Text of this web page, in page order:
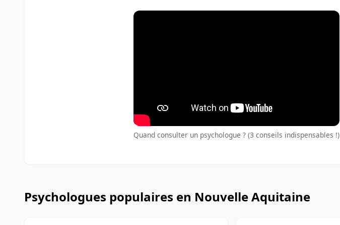
Quand consulter un psychologue ? (3 conseils indispensables !)
Psychologues populaires en Nouvelle Aquitaine